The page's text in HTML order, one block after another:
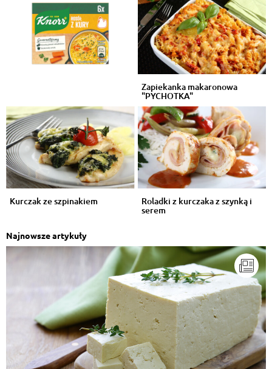
Zapiekanka makaronowa
"PYCHOTKA"
Kurczak ze szpinakiem Roladki z kurczaka z szynką i
serem
Najnowsze artykuły